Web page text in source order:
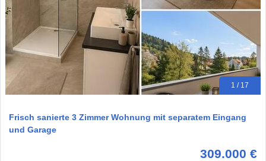
1 / 17
Frisch sanierte 3 Zimmer Wohnung mit separatem Eingang
und Garage
309.000 €